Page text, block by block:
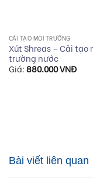
CẢI TẠO MÔI TRƯỜNG
Xút Shreas – Cải tạo
trường nước
Giá: 880.000VNĐ
Bài viết liên quan